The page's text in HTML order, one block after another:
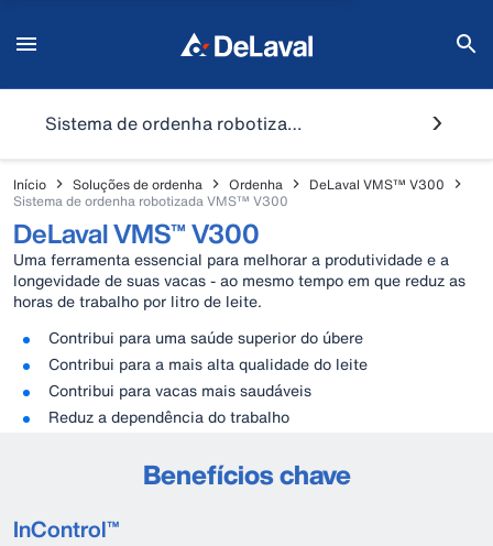
Sistema de ordenha robotizada VMS™ V300
Início Soluções de ordenha Ordenha
DeLaval VMS™ V300
Sistema de ordenha robotizada VMS™ V300
DeLaval VMS™ V300
Uma ferramenta essencial para melhorar a produtividade e a
longevidade de suas vacas - ao mesmo tempo em que reduz as
horas de trabalho por litro de leite.
Contribui para uma saúde superior do úbere
Contribui para a mais alta qualidade do leite
Contribui para vacas mais saudáveis
Reduz a dependência do trabalho
Benefícios chave
InControl™